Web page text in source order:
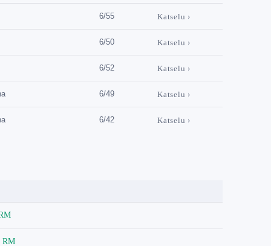
6/55 Katselu ›
6/50 Katselu ›
6/52 Katselu ›
6/49 Katselu ›
6/42 Katselu ›
RM